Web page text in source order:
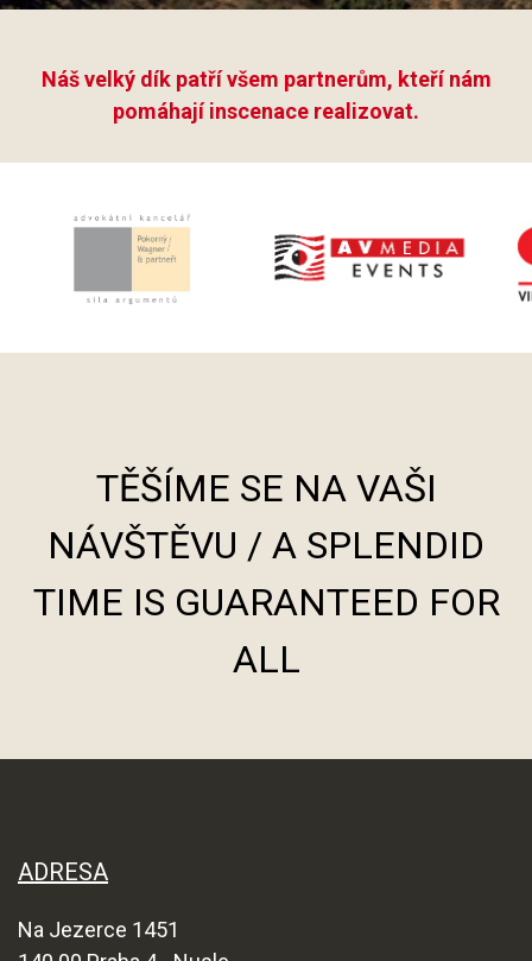
Náš velký dík patří všem partnerům, kteří nám
pomáhají inscenace realizovat.
TĚŠÍME SE NA VAŠI
NÁVŠTĚVU / A SPLENDID
TIME IS GUARANTEED FOR
ALL
ADRESA
Na Jezerce 1451